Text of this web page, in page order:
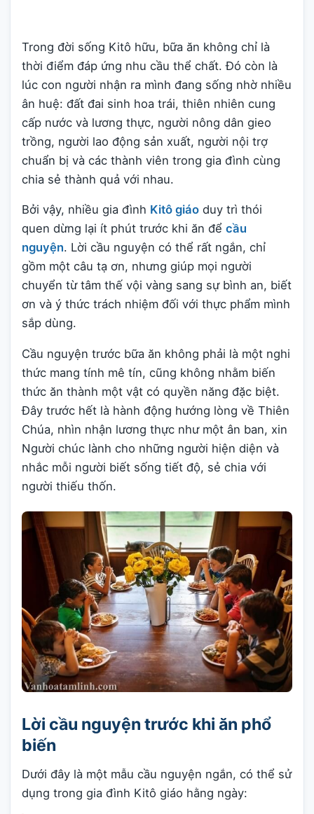
Trong đời sống Kitô hữu, bữa ăn không chỉ là
thời điểm đáp ứng nhu cầu thể chất. Đó còn là
lúc con người nhận ra mình đang sống nhờ nhiều
ân huệ: đất đai sinh hoa trái, thiên nhiên cung
cấp nước và lương thực, người nông dân gieo
trồng, người lao động sản xuất, người nội trợ
chuẩn bị và các thành viên trong gia đình cùng
chia sẻ thành quả với nhau.
Bởi vậy, nhiều gia đình Kitô giáo duy trì thói
quen dừng lại ít phút trước khi ăn để cầu
nguyện. Lời cầu nguyện có thể rất ngắn, chỉ
gồm một câu tạ ơn, nhưng giúp mọi người
chuyển từ tâm thế vội vàng sang sự bình an, biết
ơn và ý thức trách nhiệm đối với thực phẩm mình
sắp dùng.
Cầu nguyện trước bữa ăn không phải là một nghi
thức mang tính mê tín, cũng không nhằm biến
thức ăn thành một vật có quyền năng đặc biệt.
Đây trước hết là hành động hướng lòng về Thiên
Chúa, nhìn nhận lương thực như một ân ban, xin
Người chúc lành cho những người hiện diện và
nhắc mỗi người biết sống tiết độ, sẻ chia với
người thiếu thốn.
Lời cầu nguyện trước khi ăn phổ
biến
Dưới đây là một mẫu cầu nguyện ngắn, có thể sử
dụng trong gia đình Kitô giáo hằng ngày: